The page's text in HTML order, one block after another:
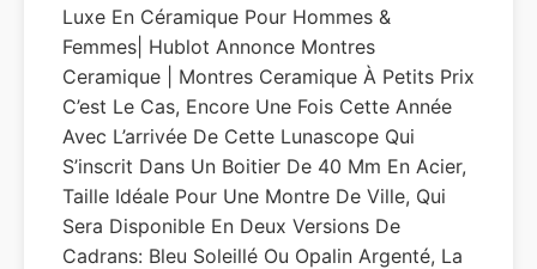
Luxe En Céramique Pour Hommes &
Femmes| Hublot Annonce Montres
Ceramique | Montres Ceramique À Petits Prix
C’est Le Cas, Encore Une Fois Cette Année
Avec L’arrivée De Cette Lunascope Qui
S’inscrit Dans Un Boitier De 40 Mm En Acier,
Taille Idéale Pour Une Montre De Ville, Qui
Sera Disponible En Deux Versions De
Cadrans: Bleu Soleillé Ou Opalin Argenté, La